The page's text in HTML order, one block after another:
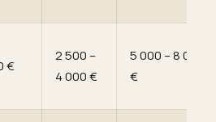
€
2 500 –
4 000 €
5 000 – 8 000
€